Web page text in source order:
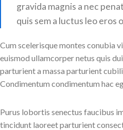
gravida magnis a nec
quis sem a luctus leo eros
Cum scelerisque montes conubia
euismod ullamcorper netus quis
parturient a massa parturient
Condimentum condimentum hac
Purus lobortis senectus faucibus
tincidunt laoreet parturient